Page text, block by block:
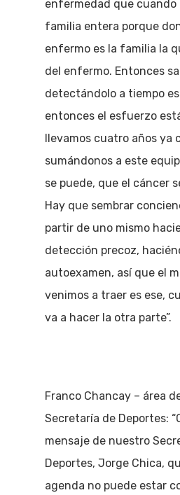
enfermedad que cuando
familia entera porque
enfermo es la familia la
del enfermo. Entonces
detectándolo a tiempo
entonces el esfuerzo
llevamos cuatro años ya
sumándonos a este
se puede, que el cáncer
Hay que sembrar
partir de uno mismo
detección precoz,
autoexamen, así que el
venimos a traer es ese,
va a hacer la otra parte”.
Franco Chancay – área
Secretaría de Deportes:
mensaje de nuestro
Deportes, Jorge Chica,
agenda no puede estar